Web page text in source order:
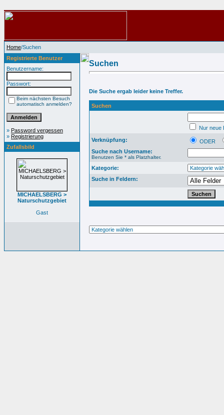
Home/Suchen
Registrierte Benutzer
Benutzername:
Passwort:
Beim nächsten Besuch
automatisch anmelden?
» Password vergessen
» Registrierung
Zufallsbild
MICHAELSBERG >
Naturschutzgebiet
Gast
Suchen
Die Suche ergab leider keine Treffer.
Suchen
Nur neue
Verknüpfung:
ODER
Suche nach Username:
Benutzen Sie * als Platzhalter.
Kategorie:
Suche in Feldern: